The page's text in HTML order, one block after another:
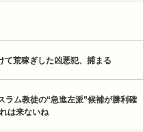
て荒稼ぎした凶悪犯、捕まる
ラム教徒の“急進左派”候補が勝利確
は来ないね